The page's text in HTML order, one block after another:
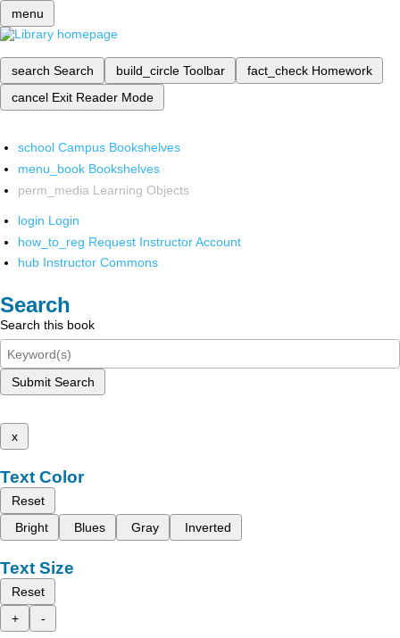
menu
search Search build_circle Toolbar fact_check Homework
cancel Exit Reader Mode
school Campus Bookshelves
menu_book Bookshelves
perm_media Learning Objects
login Login
how_to_reg Request Instructor Account
hub Instructor Commons
Search
Search this book
Submit Search
x
Text Color
Reset
Bright
Blues Gray Inverted
Text Size
Reset
+
-